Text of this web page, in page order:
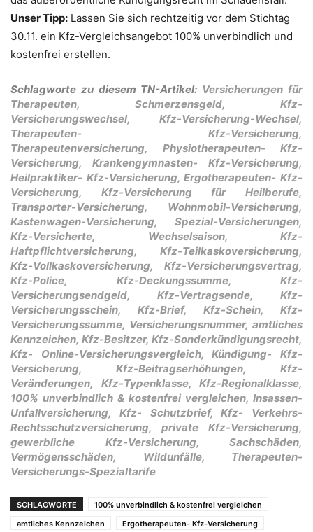
Unser Tipp: Lassen Sie sich rechtzeitig vor dem Stichtag
30.11. ein Kfz-Vergleichsangebot 100% unverbindlich und
kostenfrei erstellen.
Schlagworte zu diesem TN-Artikel: Versicherungen für
Therapeuten, Schmerzensgeld, Kfz-
Versicherungswechsel, Kfz-Versicherung-Wechsel,
Therapeuten- Kfz-Versicherung,
Therapeutenversicherung, Physiotherapeuten- Kfz-
Versicherung, Krankengymnasten- Kfz-Versicherung,
Heilpraktiker- Kfz-Versicherung, Ergotherapeuten- Kfz-
Versicherung, Kfz-Versicherung für Heilberufe,
Transporter-Versicherung, Wohnmobil-Versicherung,
Kastenwagen-Versicherung, Spezial-Versicherungen,
Kfz-Versicherte, Wechselsaison, Kfz-
Haftpflichtversicherung, Kfz-Teilkaskoversicherung,
Kfz-Vollkaskoversicherung, Kfz-Versicherungsvertrag,
Kfz-Police, Kfz-Deckungssumme, Kfz-
Versicherungsendgeld, Kfz-Vertragsende, Kfz-
Versicherungsschein, Kfz-Brief, Kfz-Schein, Kfz-
Versicherungssumme, Versicherungsnummer, amtliches
Kennzeichen, Kfz-Besitzer, Kfz-Sonderkündigungsrecht,
Kfz- Online-Versicherungsvergleich, Kündigung- Kfz-
Versicherung, Kfz-Beitragserhöhungen, Kfz-
Veränderungen, Kfz-Typenklasse, Kfz-Regionalklasse,
100% unverbindlich & kostenfrei vergleichen, Insassen-
Unfallversicherung, Kfz- Schutzbrief, Kfz- Verkehrs-
Rechtsschutzversicherung, private Kfz-Versicherung,
gewerbliche Kfz-Versicherung, Sachschäden,
Vermögensschäden, Wildunfälle, Therapeuten-
Versicherungs-Spezialtarife
SCHLAGWORTE
100% unverbindlich & kostenfrei vergleichen
amtliches Kennzeichen
Ergotherapeuten- Kfz-Versicherung